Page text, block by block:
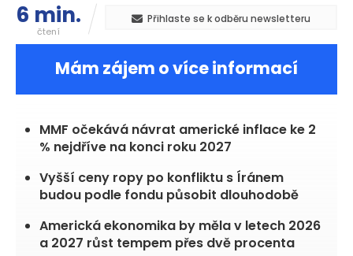
6 min.
čtení
Přihlaste se k odběru newsletteru
Mám zájem o více informací
MMF očekává návrat americké inflace ke 2
% nejdříve na konci roku 2027
Vyšší ceny ropy po konfliktu s Íránem
budou podle fondu působit dlouhodobě
Americká ekonomika by měla v letech 2026
a 2027 růst tempem přes dvě procenta